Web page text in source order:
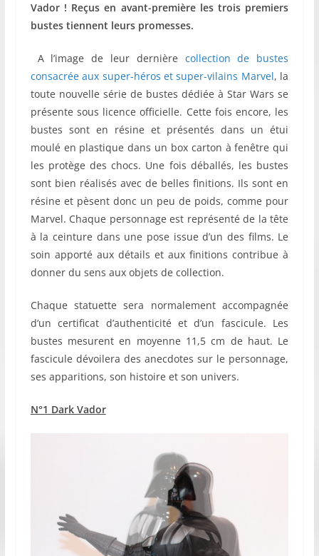
Vador ! Reçus en avant-première les trois premiers
bustes tiennent leurs promesses.
A l’image de leur dernière collection de bustes
consacrée aux super-héros et super-vilains Marvel, la
toute nouvelle série de bustes dédiée à Star Wars se
présente sous licence officielle. Cette fois encore, les
bustes sont en résine et présentés dans un étui
moulé en plastique dans un box carton à fenêtre qui
les protège des chocs. Une fois déballés, les bustes
sont bien réalisés avec de belles finitions. Ils sont en
résine et pèsent donc un peu de poids, comme pour
Marvel. Chaque personnage est représenté de la tête
à la ceinture dans une pose issue d’un des films. Le
soin apporté aux détails et aux finitions contribue à
donner du sens aux objets de collection.
Chaque statuette sera normalement accompagnée
d’un certificat d’authenticité et d’un fascicule. Les
bustes mesurent en moyenne 11,5 cm de haut. Le
fascicule dévoilera des anecdotes sur le personnage,
ses apparitions, son histoire et son univers.
N°1 Dark Vador